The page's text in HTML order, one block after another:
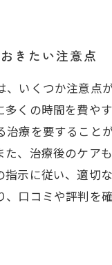
きたい注意点
、いくつか注意点
多くの時間を費や
治療を要すること
た、治療後のケア
指示に従い、適切
、口コミや評判を